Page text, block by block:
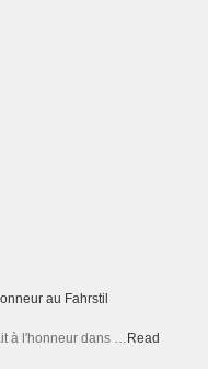
au Fahrstil
à l'honneur dans … Read